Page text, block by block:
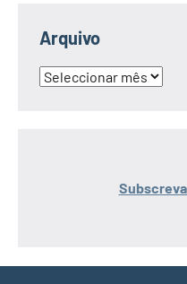
Arquivo
Arquivo